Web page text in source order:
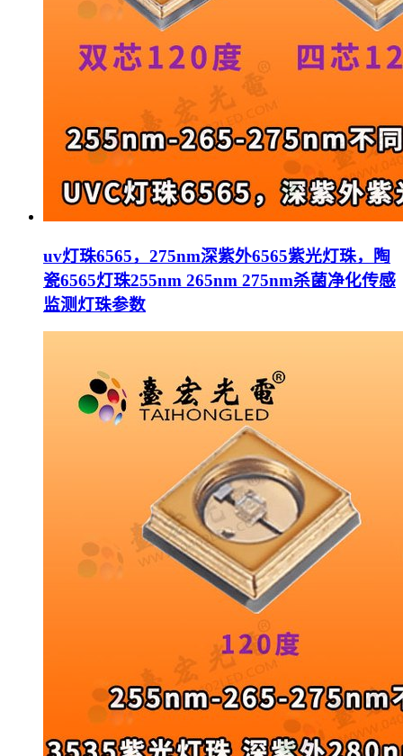
uv灯珠6565，275nm深紫外6565紫光灯珠，陶
瓷6565灯珠255nm 265nm 275nm杀菌净化传感
监测灯珠参数